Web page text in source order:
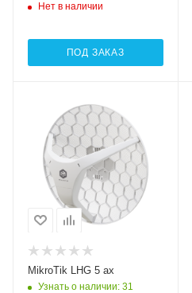
Нет в наличии
ПОД ЗАКАЗ
Проводные,
оптические
интерфейсы
1xGigabit Ethernet
Wi-Fi интерфейсы
5 ГГц
802.11a/n/ac/ax
MikroTik LHG 5 ax
Узнать о наличии: 31